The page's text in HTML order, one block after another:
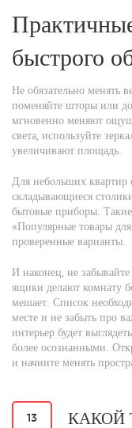
быстрого
Не обязательно менять
поменяйте шторы или
мгновенно меняют
света, используйте
увеличивают площадь.
Для небольших квартир
складывающиеся
бытовые приборы.
«Популярные товары
проверенные варианты.
И наконец, не
ящики делают комнату
мешает. Список
месте и не забыть про
интерьер будет
более осознанными.
и начните менять
13
КАКОЙ